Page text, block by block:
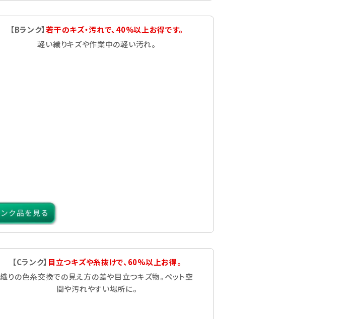
【Bランク】若干のキズ・汚れで、40%以上お得です。
軽い織りキズや作業中の軽い汚れ。
【Cランク】 目立つキズや糸抜けで、60%以上お得。
織りの色糸交換での見え方の差や目立つキズ物。ペット空
間や汚れやすい場所に。